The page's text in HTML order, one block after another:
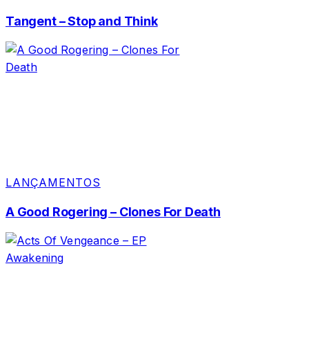
Tangent – Stop and Think
LANÇAMENTOS
A Good Rogering – Clones For Death